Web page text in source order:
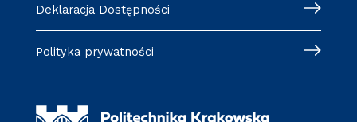
Deklaracja Dostępności
Polityka prywatności